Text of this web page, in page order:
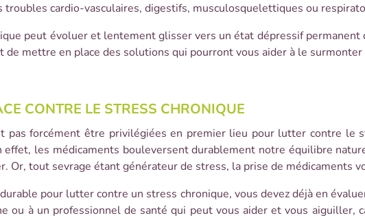
cardio-vasculaires, digestifs, musculosquelettiques ou
peut évoluer et lentement glisser vers un état dépressif
de mettre en place des solutions qui pourront vous aider à le
CONTRE LE STRESS CHRONIQUE
pas forcément être privilégiées en premier lieu pour lutter contre le
effet, les médicaments bouleversent durablement notre équilibre
Or, tout sevrage étant générateur de stress, la prise de médicaments
pour lutter contre un stress chronique, vous devez déjà en
ou à un professionnel de santé qui peut vous aider et vous aiguiller,